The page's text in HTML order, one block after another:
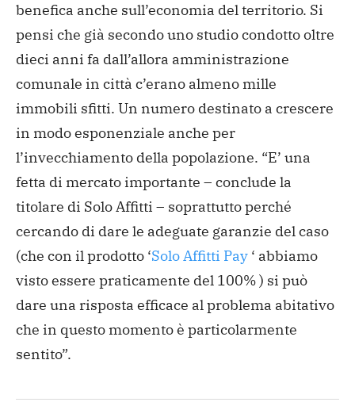
benefica anche sull’economia del territorio. Si
pensi che già secondo uno studio condotto oltre
dieci anni fa dall’allora amministrazione
comunale in città c’erano almeno mille
immobili sfitti. Un numero destinato a crescere
in modo esponenziale anche per
l’invecchiamento della popolazione. “E’ una
fetta di mercato importante – conclude la
titolare di Solo Affitti – soprattutto perché
cercando di dare le adeguate garanzie del caso
(che con il prodotto ‘Solo Affitti Pay ‘ abbiamo
visto essere praticamente del 100% ) si può
dare una risposta efficace al problema abitativo
che in questo momento è particolarmente
sentito”.